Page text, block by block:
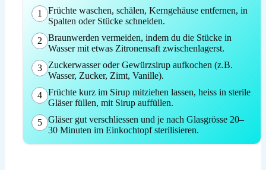
1
Früchte waschen, schälen, Kerngehäuse entfernen, in
Spalten oder Stücke schneiden.
2
Braunwerden vermeiden, indem du die Stücke in
Wasser mit etwas Zitronensaft zwischenlagerst.
3
Zuckerwasser oder Gewürzsirup aufkochen (z.B.
Wasser, Zucker, Zimt, Vanille).
4 Früchte kurz im Sirup mitziehen lassen, heiss in sterile
Gläser füllen, mit Sirup auffüllen.
5 Gläser gut verschliessen und je nach Glasgrösse 20–
30 Minuten im Einkochtopf sterilisieren.